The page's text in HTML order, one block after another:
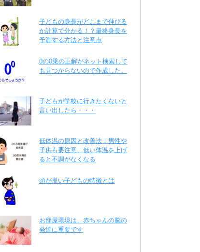
子どもの身長がどこまで伸びる
か計算で分かる！？最終身長を
予測する方法と注意点
0の0乗の正解がネット検索して
も見つからないので作成した。
子どもが学校に行きたくないと
言い出したら・・・
低体温の原因と改善法！男性や
子供も要注意、低い体温を上げ
ると不調がなくなる
頭が良い子どもの特徴とは
お部屋環境は、赤ちゃんの脳の
発達に重要です